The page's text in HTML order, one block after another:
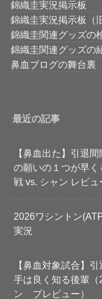
錦織圭実況掲示板
錦織圭実況掲示板（
錦織圭関連グッズの
錦織圭関連グッズの
鼻血ブログの舞台裏
最近の記事
【鼻血出た】引退
の願いの１つが早
戦 vs. シャン レビュ
2026ワシントン
実況
【鼻血対象試合】
手は良く知る後輩
ン プレビュー）